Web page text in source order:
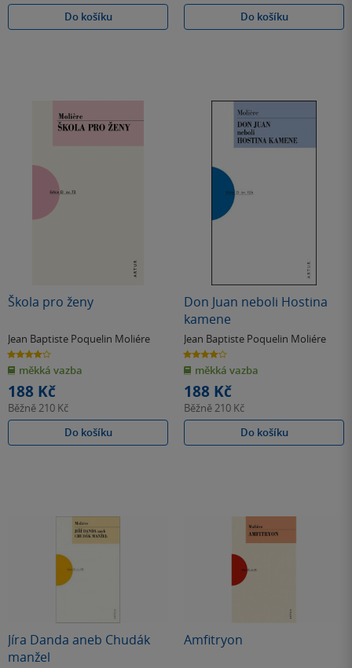
Do košíku
Do košíku
Škola pro ženy
Jean Baptiste Poquelin Moliére
4.0
z
5
hvězdiček
měkká vazba
188 Kč
Běžně210 Kč
Do košíku
Don Juan neboli Hostina
kamene
Jean Baptiste Poquelin Moliére
4.0
z
5
hvězdiček
měkká vazba
188 Kč
Běžně210 Kč
Do košíku
Jíra Danda aneb Chudák
manžel
Amfitryon